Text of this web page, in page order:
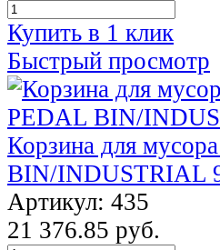
Купить в 1 клик
Быстрый просмотр
Корзина для
BIN/INDUSTRIAL
Артикул: 435
21 376.85 руб.